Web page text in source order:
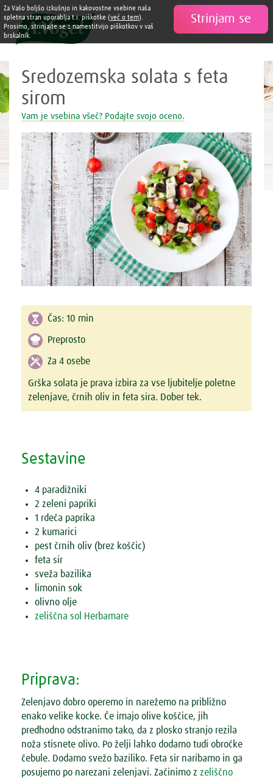

Zdravi in slastni recepti A. Vogel
Sredozemska solata s feta
sirom
Vam je vsebina všeč? Podajte svojo oceno.
Čas: 10 min
Preprosto
Za 4 osebe
Grška solata je prava izbira za vse ljubitelje poletne
zelenjave, črnih oliv in feta sira. Dober tek.
Sestavine
4 paradižniki
2 zeleni papriki
1 rdeča paprika
2 kumarici
pest črnih oliv (brez koščic)
feta sir
sveža bazilika
limonin sok
olivno olje
zeliščna sol Herbamare
Priprava:
Zelenjavo dobro operemo in narežemo na približno
enako velike kocke. Če imajo olive koščice, jih
predhodno odstranimo tako, da z plosko stranjo rezila
noža stisnete olivo. Po želji lahko dodamo tudi obročke
čebule. Dodamo svežo baziliko. Feta sir naribamo in ga
posujemo po narezani zelenjavi. Začinimo z zeliščno
Strinjam se
Za Vašo boljšo izkušnjo in kakovostne vsebine naša
spletna stran uporablja t.i. piškotke (več o tem).
Prosimo, strinjajte se z namestitvijo piškotkov v vaš
brskalnik.